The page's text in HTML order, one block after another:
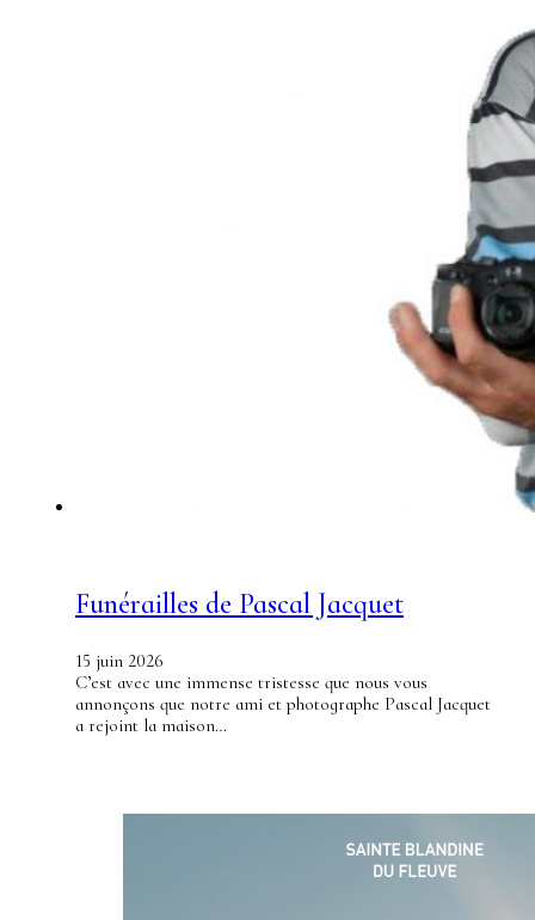
Funérailles de Pascal Jacquet
15 juin 2026
C’est avec une immense tristesse que nous vous
annonçons que notre ami et photographe Pascal Jacquet
a rejoint la maison…